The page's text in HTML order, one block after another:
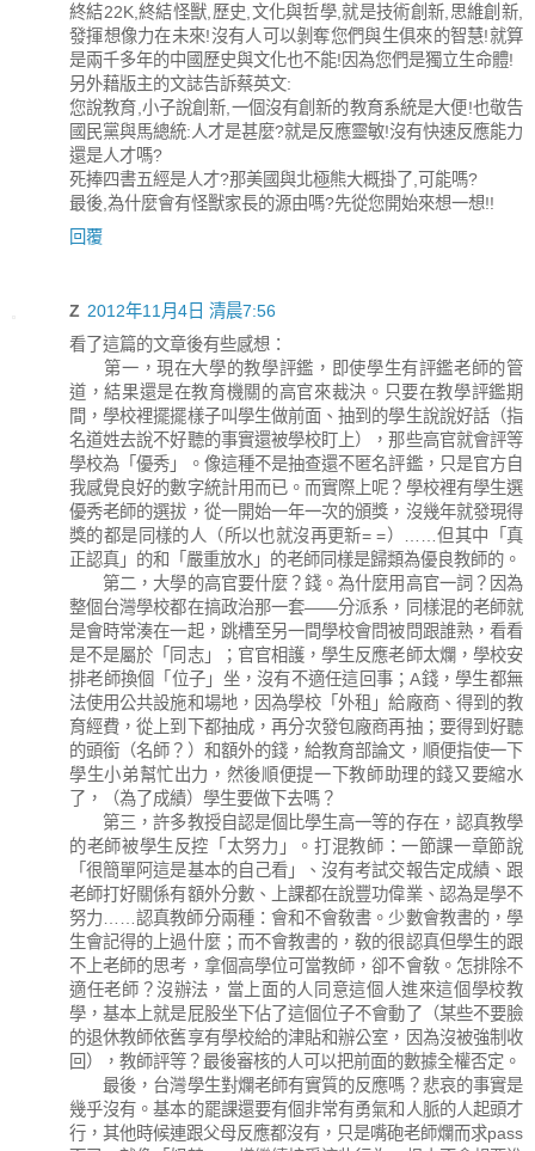
終結22K,終結怪獸,歷史,文化與哲學,就是技術創新,思維創新,
發揮想像力在未來!沒有人可以剝奪您們與生俱來的智慧!就算
是兩千多年的中國歷史與文化也不能!因為您們是獨立生命體!
另外藉版主的文誌告訴蔡英文:
您說教育,小子說創新,一個沒有創新的教育系統是大便!也敬告
國民黨與馬總統:人才是甚麼?就是反應靈敏!沒有快速反應能力
還是人才嗎?
死捧四書五經是人才?那美國與北極熊大概掛了,可能嗎?
最後,為什麼會有怪獸家長的源由嗎?先從您開始來想一想!!
回覆
Z 2012年11月4日 清晨7:56
看了這篇的文章後有些感想：
第一，現在大學的教學評鑑，即使學生有評鑑老師的管
道，結果還是在教育機關的高官來裁決。只要在教學評鑑期
間，學校裡擺擺樣子叫學生做前面、抽到的學生說說好話（指
名道姓去說不好聽的事實還被學校盯上），那些高官就會評等
學校為「優秀」。像這種不是抽查還不匿名評鑑，只是官方自
我感覺良好的數字統計用而已。而實際上呢？學校裡有學生選
優秀老師的選拔，從一開始一年一次的頒獎，沒幾年就發現得
獎的都是同樣的人（所以也就沒再更新= =）……但其中「真
正認真」的和「嚴重放水」的老師同樣是歸類為優良教師的。
第二，大學的高官要什麼？錢。為什麼用高官一詞？因為
整個台灣學校都在搞政治那一套——分派系，同樣混的老師就
是會時常湊在一起，跳槽至另一間學校會問被問跟誰熟，看看
是不是屬於「同志」；官官相護，學生反應老師太爛，學校安
排老師換個「位子」坐，沒有不適任這回事；A錢，學生都無
法使用公共設施和場地，因為學校「外租」給廠商、得到的教
育經費，從上到下都抽成，再分次發包廠商再抽；要得到好聽
的頭銜（名師？）和額外的錢，給教育部論文，順便指使一下
學生小弟幫忙出力，然後順便提一下教師助理的錢又要縮水
了，（為了成績）學生要做下去嗎？
第三，許多教授自認是個比學生高一等的存在，認真教學
的老師被學生反控「太努力」。打混教師：一節課一章節說
「很簡單阿這是基本的自己看」、沒有考試交報告定成績、跟
老師打好關係有額外分數、上課都在說豐功偉業、認為是學不
努力……認真教師分兩種：會和不會敎書。少數會教書的，學
生會記得的上過什麼；而不會教書的，敎的很認真但學生的跟
不上老師的思考，拿個高學位可當教師，卻不會敎。怎排除不
適任老師？沒辦法，當上面的人同意這個人進來這個學校教
學，基本上就是屁股坐下佔了這個位子不會動了（某些不要臉
的退休教師依舊享有學校給的津貼和辦公室，因為沒被強制收
回），教師評等？最後審核的人可以把前面的數據全權否定。
最後，台灣學生對爛老師有實質的反應嗎？悲哀的事實是
幾乎沒有。基本的罷課還要有個非常有勇氣和人脈的人起頭才
行，其他時候連跟父母反應都沒有，只是嘴砲老師爛而求pass